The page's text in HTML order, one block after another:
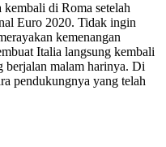
di Roma setelah
Euro 2020. Tidak ingin
kemenangan
Italia langsung kembali
berjalan malam harinya. Di
pendukungnya yang telah